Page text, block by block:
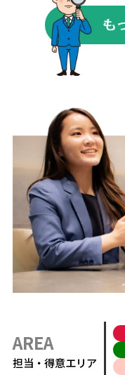
AREA
担当・得意エリア